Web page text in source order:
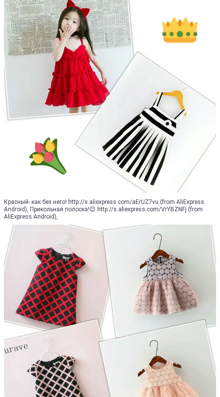
Красный- как без него! http://s.aliexpress.com/aErUZ7vu (from AliExpress
Android), Прикольная полоска!😊 http://s.aliexpress.com/VrYBZNFj (from
AliExpress Android),